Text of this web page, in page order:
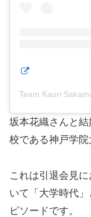
坂本花織さんと
校である神戸学院
これは引退会見
いて「大学時代
ピソードです。